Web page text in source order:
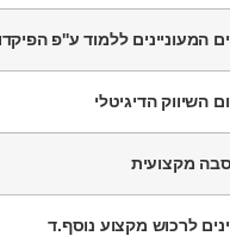
המעוניינים ללמוד ע''פ
השיווק הדיגיטלי
מקצועית
לרכוש מקצוע נוסף.ד